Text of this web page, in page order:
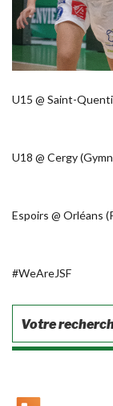
U15 @ Saint-
U18 @ Cergy
Espoirs @ Orléans
#WeAreJSF